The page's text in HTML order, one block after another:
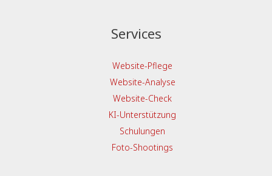
Services
Website-Pflege
Website-Analyse
Website-Check
KI-Unterstützung
Schulungen
Foto-Shootings